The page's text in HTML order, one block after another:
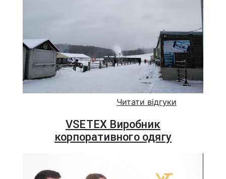
Читати відгуки
VSETEX Виробник
корпоративного одягу